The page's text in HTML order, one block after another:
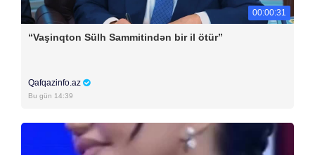
00:00:31
“Vaşinqton Sülh Sammitindən bir il ötür”
Qafqazinfo.az
Bu gün 14:39